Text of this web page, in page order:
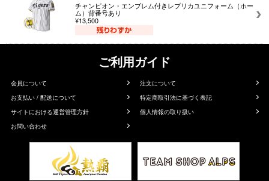
チャンピオン・エンブレム付きレプリカユニフォーム（ホー
ム）背番号あり
¥13,500
ご利用ガイド
会員について
注文について
お支払い / 配送について
特定商取引法に基づく表記
サイトにおける運営管理方針
個人情報の取り扱い
お問い合わせ